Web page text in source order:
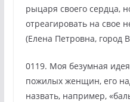
рыцаря своего сердца,
отреагировать на свое
(Елена Петровна, город
0119. Моя безумная
пожилых женщин, его
назвать, например,